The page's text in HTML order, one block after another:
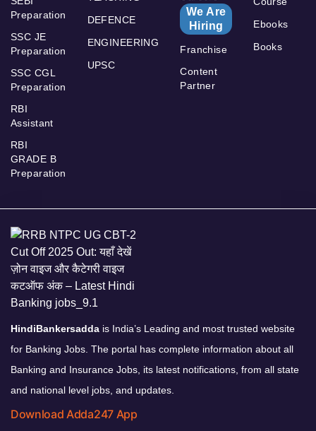
Preparation
SSC JE
Preparation
SSC CGL
Preparation
RBI
Assistant
RBI
GRADE B
Preparation
DEFENCE
ENGINEERING
UPSC
We Are
Hiring
Franchise
Content
Partner
Ebooks
Books
HindiBankersadda is India’s Leading and most trusted website
for Banking Jobs. The portal has complete information about all
Banking and Insurance Jobs, its latest notifications, from all state
and national level jobs, and updates.
Download Adda247 App